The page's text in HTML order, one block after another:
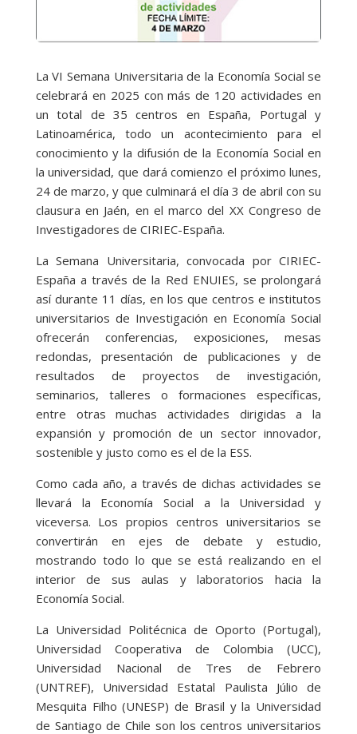
La VI Semana Universitaria de la Economía Social se
celebrará en 2025 con más de 120 actividades en
un total de 35 centros en España, Portugal y
Latinoamérica, todo un acontecimiento para el
conocimiento y la difusión de la Economía Social en
la universidad, que dará comienzo el próximo lunes,
24 de marzo, y que culminará el día 3 de abril con su
clausura en Jaén, en el marco del XX Congreso de
Investigadores de CIRIEC-España.
La Semana Universitaria, convocada por CIRIEC-
España a través de la Red ENUIES, se prolongará
así durante 11 días, en los que centros e institutos
universitarios de Investigación en Economía Social
ofrecerán conferencias, exposiciones, mesas
redondas, presentación de publicaciones y de
resultados de proyectos de investigación,
seminarios, talleres o formaciones específicas,
entre otras muchas actividades dirigidas a la
expansión y promoción de un sector innovador,
sostenible y justo como es el de la ESS.
Como cada año, a través de dichas actividades se
llevará la Economía Social a la Universidad y
viceversa. Los propios centros universitarios se
convertirán en ejes de debate y estudio,
mostrando todo lo que se está realizando en el
interior de sus aulas y laboratorios hacia la
Economía Social.
La Universidad Politécnica de Oporto (Portugal),
Universidad Cooperativa de Colombia (UCC),
Universidad Nacional de Tres de Febrero
(UNTREF), Universidad Estatal Paulista Júlio de
Mesquita Filho (UNESP) de Brasil y la Universidad
de Santiago de Chile son los centros universitarios